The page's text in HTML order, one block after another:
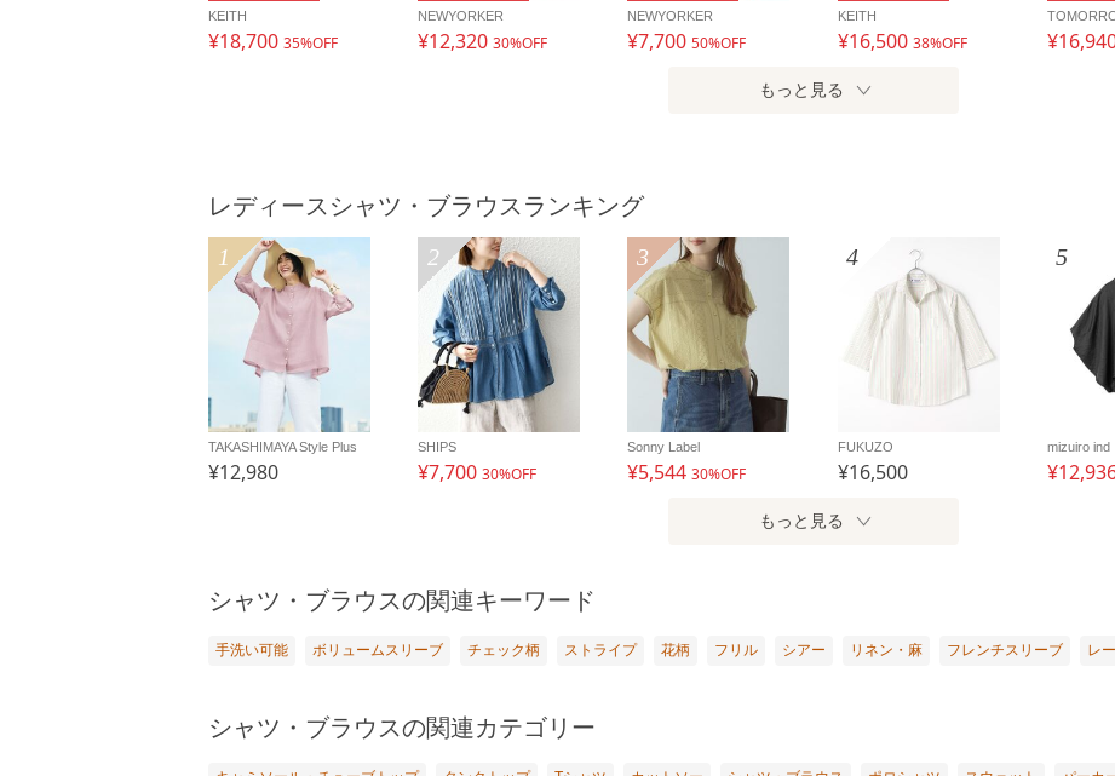
KEITH
¥18,700 35%OFF
NEWYORKER
¥12,320 30%OFF
NEWYORKER
¥7,700 50%OFF
KEITH
¥16,500 38%OFF
もっと見る
レディースシャツ・ブラウスランキング
1
TAKASHIMAYA Style Plus
¥12,980
2
SHIPS
¥7,70030%OFF
3
Sonny Label
¥5,54430%OFF
4
FUKUZO
¥16,500
5
mizuiro ind
もっと見る
シャツ・ブラウスの関連キーワード
手洗い可能 ボリュームスリーブ チェック柄 ストライプ 花柄 フリル シアー リネン・麻 フレンチスリーブ レ
シャツ・ブラウスの関連カテゴリー